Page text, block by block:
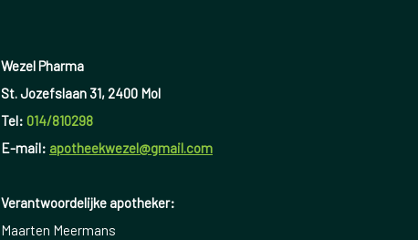
Wezel Pharma
St. Jozefslaan 31, 2400 Mol
Tel: 014/810298
E-mail: apotheekwezel@gmail.com
Verantwoordelijke apotheker:
Maarten Meermans